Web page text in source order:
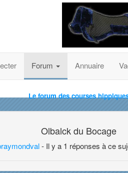
Forum Annuaire
Le forum des courses
Olbalck du Bocage
- Il y a 1 réponses à ce